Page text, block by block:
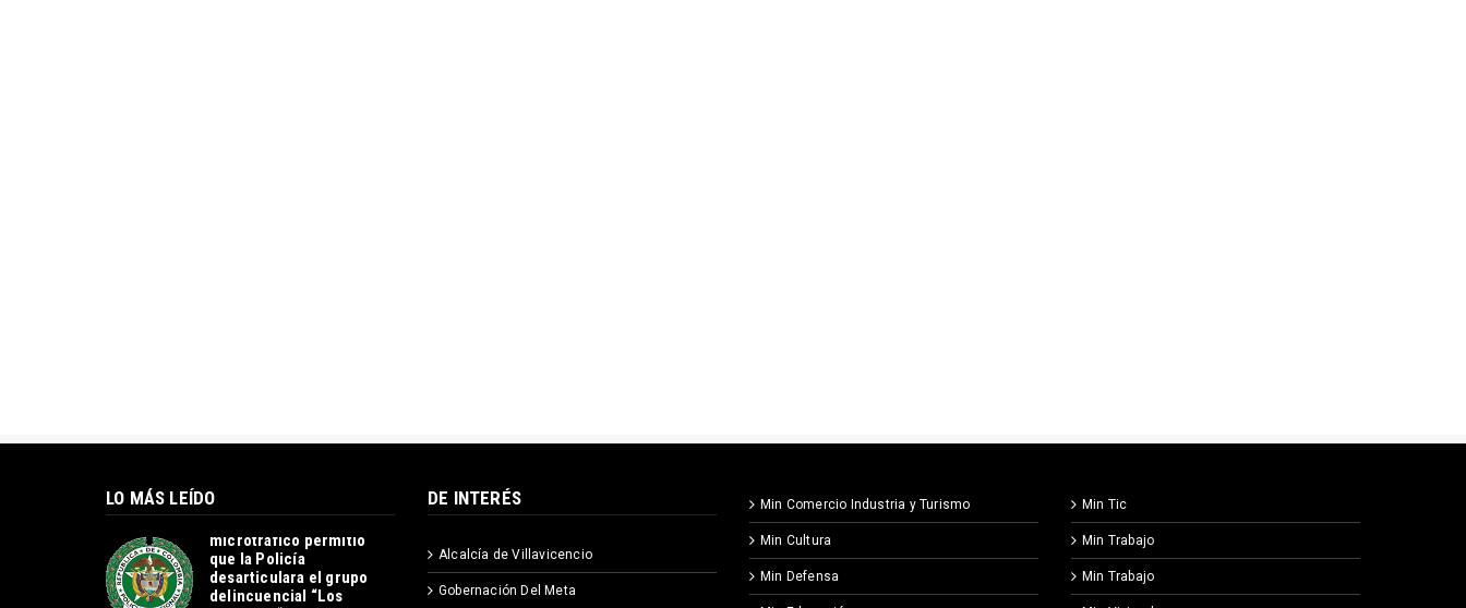
LO MÁS LEÍDO
Operación contra el
microtráfico permitió
que la Policía
desarticulara el grupo
delincuencial “Los
DE INTERÉS
Alcalcía de Villavicencio
Gobernación Del Meta
Min Comercio Industria y Turismo
Min Cultura
Min Defensa
Min Tic
Min Trabajo
Min Trabajo